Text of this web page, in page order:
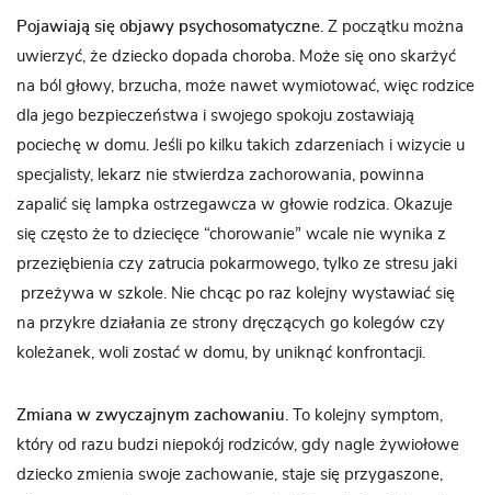
Pojawiają się objawy psychosomatyczne. Z początku można
uwierzyć, że dziecko dopada choroba. Może się ono skarżyć
na ból głowy, brzucha, może nawet wymiotować, więc rodzice
dla jego bezpieczeństwa i swojego spokoju zostawiają
pociechę w domu. Jeśli po kilku takich zdarzeniach i wizycie u
specjalisty, lekarz nie stwierdza zachorowania, powinna
zapalić się lampka ostrzegawcza w głowie rodzica. Okazuje
się często że to dziecięce “chorowanie” wcale nie wynika z
przeziębienia czy zatrucia pokarmowego, tylko ze stresu jaki
przeżywa w szkole. Nie chcąc po raz kolejny wystawiać się
na przykre działania ze strony dręczących go kolegów czy
koleżanek, woli zostać w domu, by uniknąć konfrontacji.
Zmiana w zwyczajnym zachowaniu. To kolejny symptom,
który od razu budzi niepokój rodziców, gdy nagle żywiołowe
dziecko zmienia swoje zachowanie, staje się przygaszone,